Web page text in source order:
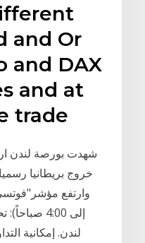
and Or
and DAX
and at
trade
خروج بريطانيا
إلى 4:00
لندن. إمكانية